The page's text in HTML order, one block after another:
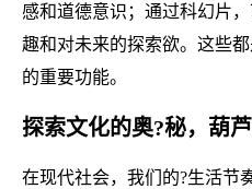
感和道德意识；通过科幻片
趣和对未来的探索欲。这些
的重要功能。
探索文化的奥?秘，葫
在现代社会，我们的?生活节